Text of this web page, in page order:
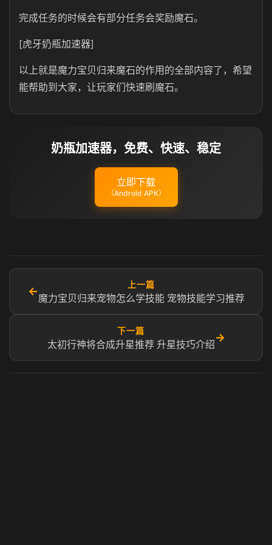
完成任务的时候会有部分任务会奖励魔石。
[虎牙奶瓶加速器]
以上就是魔力宝贝归来魔石的作用的全部内容了，希望
能帮助到大家，让玩家们快速刷魔石。
奶瓶加速器，免费、快速、稳定
立即下载
（Android APK）
←
上一篇
魔力宝贝归来宠物怎么学技能 宠物技能学习推荐
下一篇
太初行神将合成升星推荐 升星技巧介绍
→